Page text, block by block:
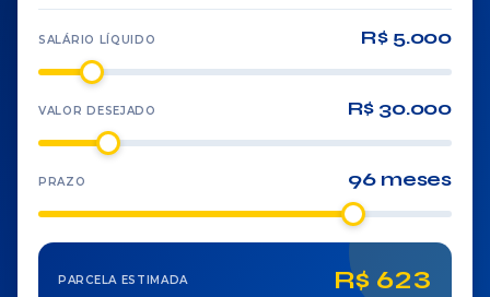
Auto
Agronegócio
Serviços
SALÁRIO LÍQUIDO R$ 5.000
VALOR DESEJADO R$ 30.000
PRAZO 96 meses
PARCELA ESTIMADA R$ 623